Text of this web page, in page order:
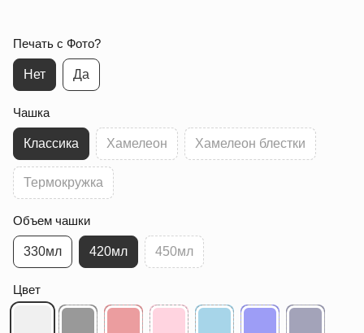
Печать с Фото?
Нет Да
Чашка
Классика Хамелеон Хамелеон блестки
Термокружка
Объем чашки
330мл 420мл 450мл
Цвет